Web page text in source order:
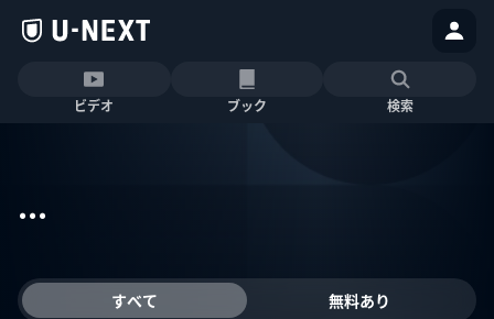
ビデオ ブック 検索
...
すべて 無料あり